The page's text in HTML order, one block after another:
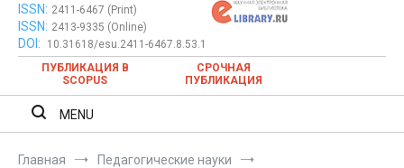
публикация научных статей в
ежемесячном научном журнале
Евразийский Союз Ученых — публикация научных статей в
ежемесячном научном журнале
ISSN: 2411-6467 (Print)
ISSN: 2413-9335 (Online)
DOI:
10.31618/esu.2411-6467.8.53.1
ПУБЛИКАЦИЯ В
SCOPUS
СРОЧНАЯ
ПУБЛИКАЦИЯ
MENU
Главная
Педагогические науки